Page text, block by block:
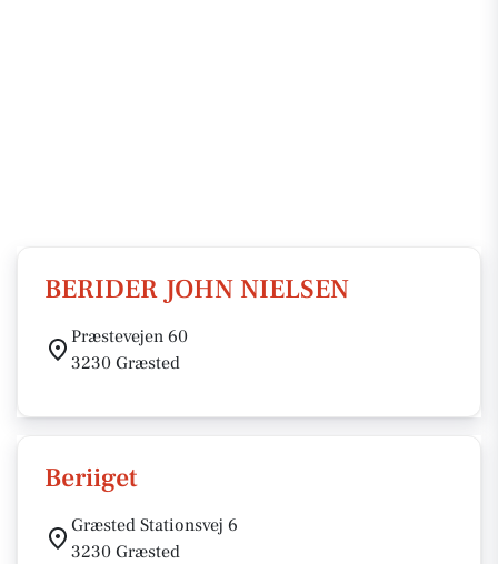
BERIDER JOHN NIELSEN
Præstevejen 60
3230 Græsted
Beriiget
Græsted Stationsvej 6
3230 Græsted